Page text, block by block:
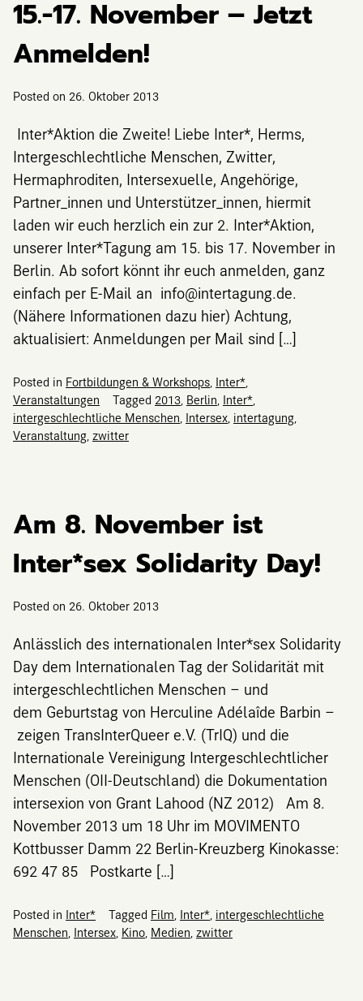
15.-17. November – Jetzt
Anmelden!
Posted on 26. Oktober 2013
Inter*Aktion die Zweite! Liebe Inter*, Herms,
Intergeschlechtliche Menschen, Zwitter,
Hermaphroditen, Intersexuelle, Angehörige,
Partner_innen und Unterstützer_innen, hiermit
laden wir euch herzlich ein zur 2. Inter*Aktion,
unserer Inter*Tagung am 15. bis 17. November in
Berlin. Ab sofort könnt ihr euch anmelden, ganz
einfach per E-Mail an info@intertagung.de.
(Nähere Informationen dazu hier) Achtung,
aktualisiert: Anmeldungen per Mail sind […]
Posted in Fortbildungen & Workshops Inter*
Veranstaltungen
Tagged 2013 Berlin Inter*
intergeschlechtliche Menschen Intersex intertagung
Veranstaltung zwitter
Am 8. November ist
Inter*sex Solidarity Day!
Posted on 26. Oktober 2013
Anlässlich des internationalen Inter*sex Solidarity
Day dem Internationalen Tag der Solidarität mit
intergeschlechtlichen Menschen – und
dem Geburtstag von Herculine Adélaîde Barbin –
zeigen TransInterQueer e.V. (TrIQ) und die
Internationale Vereinigung Intergeschlechtlicher
Menschen (OII-Deutschland) die Dokumentation
intersexion von Grant Lahood (NZ 2012) Am 8.
November 2013 um 18 Uhr im MOVIMENTO
Kottbusser Damm 22 Berlin-Kreuzberg Kinokasse:
692 47 85 Postkarte […]
Posted in Inter* Tagged Film, Inter*, intergeschlechtliche
Menschen, Intersex, Kino, Medien, zwitter